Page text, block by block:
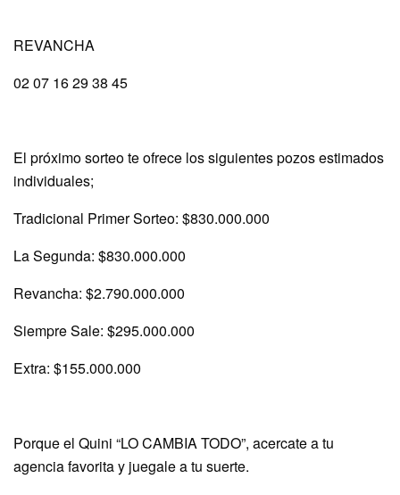
REVANCHA
02 07 16 29 38 45
El próximo sorteo te ofrece los siguientes pozos estimados
individuales;
Tradicional Primer Sorteo: $830.000.000
La Segunda: $830.000.000
Revancha: $2.790.000.000
Siempre Sale: $295.000.000
Extra: $155.000.000
Porque el Quini “LO CAMBIA TODO”, acercate a tu
agencia favorita y juegale a tu suerte.